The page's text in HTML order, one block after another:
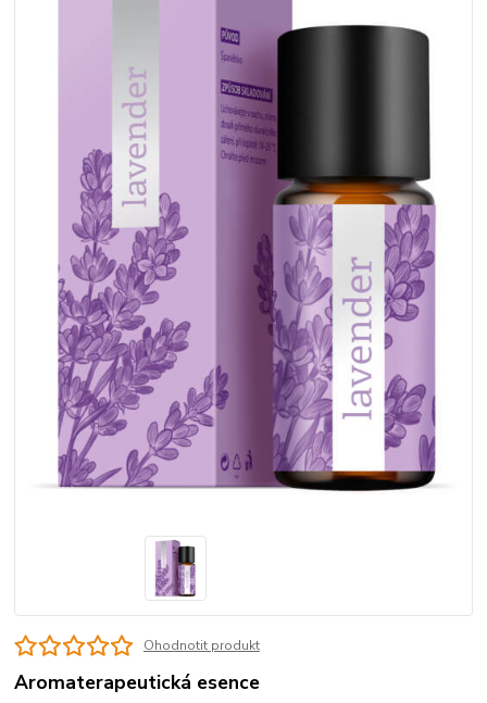
Ohodnotit produkt
Aromaterapeutická esence